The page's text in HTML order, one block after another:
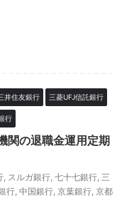
井住友銀行 三菱UFJ信託銀行
行
関の退職金運用定期
, スルガ銀行, 七十七銀行, 三
行, 中国銀行, 京葉銀行, 京都